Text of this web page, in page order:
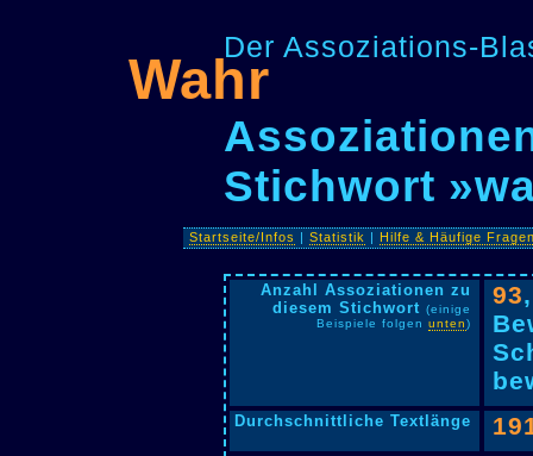
Der Assoziations-
Wahr
Stichwort
Startseite/Infos |Statistik |Hilfe & Häufige
Anzahl Assoziationen zu
diesem Stichwort (einige
Beispiele folgen unten)
93
Durchschnittliche Textlänge